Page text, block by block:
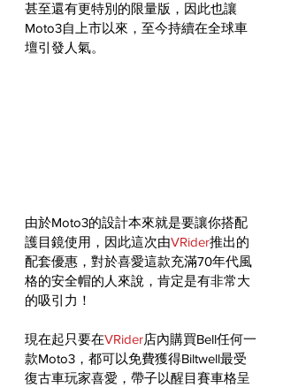
甚至還有更特別的限量版，因此也讓
Moto3自上市以來，至今持續在全球車
壇引發人氣。
由於Moto3的設計本來就是要讓你搭配
護目鏡使用，因此這次由VRider推出的
配套優惠，對於喜愛這款充滿70年代風
格的安全帽的人來說，肯定是有非常大
的吸引力！
現在起只要在VRider店內購買Bell任何一
款Moto3，都可以免費獲得Biltwell最受
復古車玩家喜愛，帶子以醒目賽車格呈